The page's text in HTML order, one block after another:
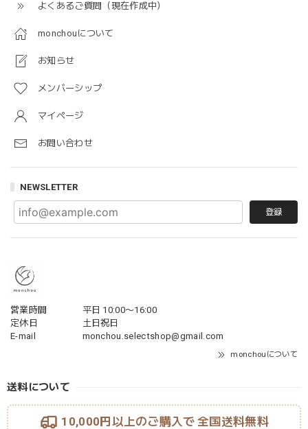
よくあるご質問（現在作成中）
monchouについて
お知らせ
メンバーシップ
マイページ
お問い合わせ
NEWSLETTER
登録
営業時間
平日 10:00〜16:00
定休日
土日祝日
E-mail
monchou.selectshop@gmail.com
monchouについて
送料について
10,000円以上のご購入で 全国送料無料